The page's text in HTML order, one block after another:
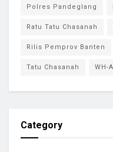
Polres Pandeglang
Ratu Tatu Chasanah
Rilis Pemprov Banten
Tatu Chasanah WH-
Category